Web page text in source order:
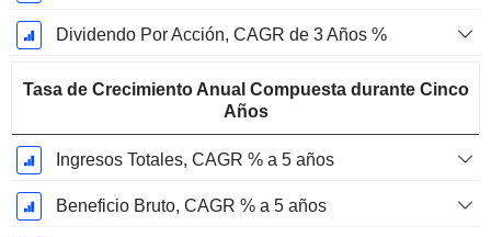
Dividendo Por Acción, CAGR de 3 Años %
Tasa de Crecimiento Anual Compuesta durante Cinco
Años
Ingresos Totales, CAGR % a 5 años
Beneficio Bruto, CAGR % a 5 años